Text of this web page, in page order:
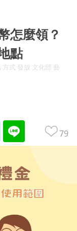
怎麼領？
點
式 發放 文化部 藝
79